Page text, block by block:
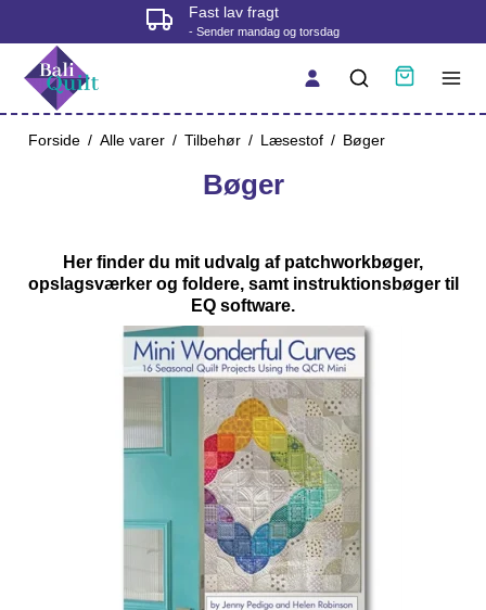
Fysisk butik i Korsør
- tjek åbningstider før du kommer
Forside / Alle varer / Tilbehør / Læsestof / Bøger
Bøger
Her finder du mit udvalg af patchworkbøger,
opslagsværker og foldere, samt instruktionsbøger til
EQ software.